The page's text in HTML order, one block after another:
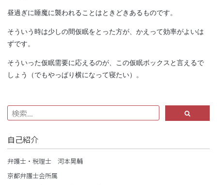
昼過ぎに睡魔に襲われることはときどきあるものです。
そういう時は少しの間仮眠をとった方が、かえって効率がよいは
ずです。
そういった仮眠需要に応えるのが、この仮眠ボックスと言えるで
しょう（でもやっぱり横になって寝たい）。
自己紹介
弁護士・税理士 河本晃輔
京都弁護士会所属